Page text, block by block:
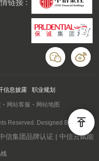
链接 :
信息披露 职业规划
网站客服 网站地图
Reserved. Designed By Wanhu
信集团品牌认证 | 中信云赋能
线